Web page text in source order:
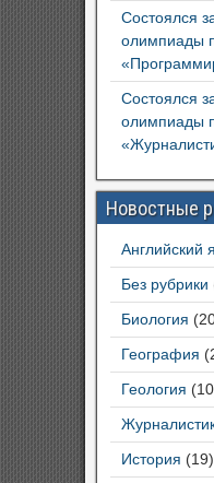
Состоялся
олимпиады
Состоялся
олимпиады
Новостные
Английский
Без рубрики
Биология
География
Геология
История (19)